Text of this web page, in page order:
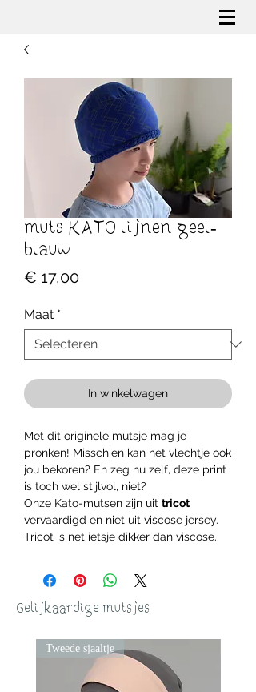
muts KATO lijnen geel-
blauw
€ 17,00Prijs
Maat *
In winkelwagen
Met dit originele mutsje mag je
pronken! Misschien kan het vlechtje ook
jou bekoren? En zeg nu zelf, deze print
is toch wel stijlvol, niet?
Onze Kato-mutsen zijn uit tricot
vervaardigd en niet uit viscose jersey.
Tricot is net ietsje dikker dan viscose.
Gelijkaardige mutsjes
Tweede sjaaltje